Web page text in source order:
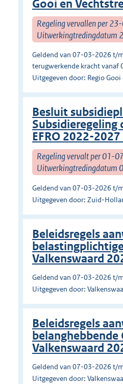
Gooi en
Regeling vervallen per
Geldend van 07-03-2026 t/
terugwerkende kracht vanaf
Uitgegeven door: Regio
Besluit
Subsidieregeling
EFRO 2022-
Regeling vervalt per 01-
Geldend van 07-03-2026 t/
Uitgegeven door: Zuid-
Beleidsregels
Valkenswaard
Geldend van 07-03-2026 t/
Uitgegeven door:
Beleidsregels
belanghebbende
Valkenswaard
Geldend van 07-03-2026 t/
Uitgegeven door: